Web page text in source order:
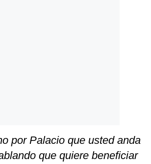
por Palacio que usted anda
que quiere beneficiar